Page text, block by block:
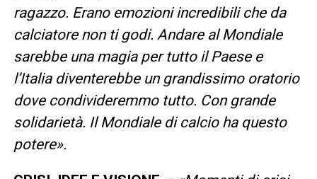
ragazzo. Erano emozioni incredibili che da
calciatore non ti godi. Andare al Mondiale
sarebbe una magia per tutto il Paese e
l’Italia diventerebbe un grandissimo oratorio
dove condivideremmo tutto. Con grande
solidarietà. Il Mondiale di calcio ha questo
potere».